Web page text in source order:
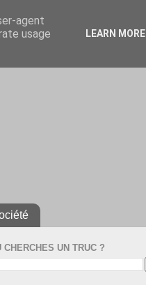
CHERCHES UN TRUC ?
agent
usage
LEARN MORE